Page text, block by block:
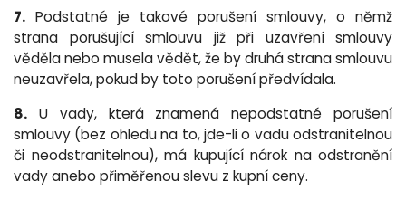
7. Podstatné je takové porušení smlouvy, o němž
strana porušující smlouvu již při uzavření smlouvy
věděla nebo musela vědět, že by druhá strana smlouvu
neuzavřela, pokud by toto porušení předvídala.
8. U vady, která znamená nepodstatné porušení
smlouvy (bez ohledu na to, jde-li o vadu odstranitelnou
či neodstranitelnou), má kupující nárok na odstranění
vady anebo přiměřenou slevu z kupní ceny.